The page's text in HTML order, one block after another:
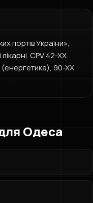
портів України»,
CPV 42-XX
90-XX
Одеса